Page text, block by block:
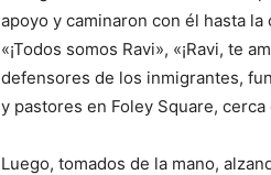
apoyo y caminaron con él hasta
«¡Todos somos Ravi», «¡Ravi, te
defensores de los inmigrantes,
y pastores en Foley Square,
Luego, tomados de la mano,